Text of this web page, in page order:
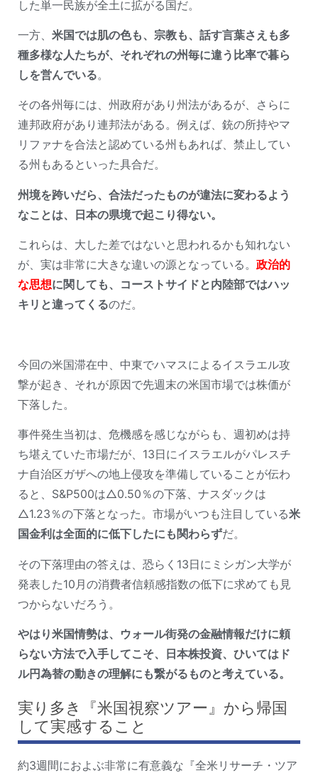
した単一民族が全土に拡がる国だ。
一方、 米国では肌の色も、宗教も、話す言葉さえも多
種多様な人たちが、それぞれの州毎に違う比率で暮ら
しを営んでいる。
その各州毎には、州政府があり州法があるが、さらに
連邦政府があり連邦法がある。例えば、銃の所持やマ
リファナを合法と認めている州もあれば、禁止してい
る州もあるといった具合だ。
州境を跨いだら、合法だったものが違法に変わるよう
なことは、日本の県境で起こり得ない。
これらは、大した差ではないと思われるかも知れない
が、実は非常に大きな違いの源となっている。 政治的
な思想に関しても、コーストサイドと内陸部ではハッ
キリと違ってくるのだ。
今回の米国滞在中、中東でハマスによるイスラエル攻
撃が起き、それが原因で先週末の米国市場では株価が
下落した。
事件発生当初は、危機感を感じながらも、週初めは持
ち堪えていた市場だが、13日にイスラエルがパレスチ
ナ自治区ガザへの地上侵攻を準備していることが伝わ
ると、S&P500は△0.50％の下落、ナスダックは
△1.23％の下落となった。市場がいつも注目している米
国金利は全面的に低下したにも関わらずだ。
その下落理由の答えは、恐らく13日にミシガン大学が
発表した10月の消費者信頼感指数の低下に求めても見
つからないだろう。
やはり米国情勢は、ウォール街発の金融情報だけに頼
らない方法で入手してこそ、日本株投資、ひいてはド
ル円為替の動きの理解にも繋がるものと考えている。
実り多き『米国視察ツアー』から帰国
して実感すること
約3週間におよぶ非常に有意義な『全米リサーチ・ツア